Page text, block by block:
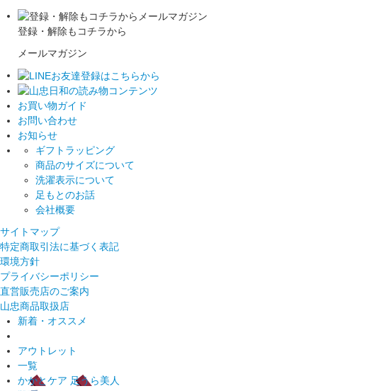
登録・解除もコチラから
メールマガジン
お買い物ガイド
お問い合わせ
お知らせ
ギフトラッピング
商品のサイズについて
洗濯表示について
足もとのお話
会社概要
サイトマップ
特定商取引法に基づく表記
環境方針
プライバシーポリシー
直営販売店のご案内
山忠商品取扱店
新着・オススメ
アウトレット
一覧
かかとケア 足うら美人